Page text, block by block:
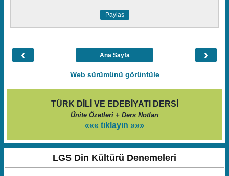
Paylaş
‹ ›
Ana Sayfa
Web sürümünü görüntüle
TÜRK DİLİ VE EDEBİYATI DERSİ
Ünite Özetleri + Ders Notları
««« tıklayın »»»
LGS Din Kültürü Denemeleri